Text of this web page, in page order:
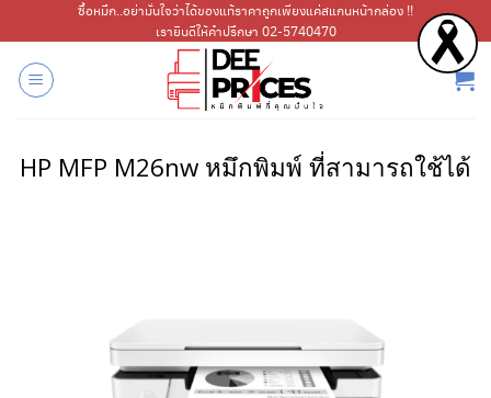
ไป
เนื้อหา
ซื้อหมึก..อย่ามั่นใจว่าได้ของแท้ราคาถูกเพียงแค่สแกนหน้ากล่อง !!
เรายินดีให้คำปรึกษา 02-5740470
HP MFP M26nw หมึกพิมพ์ ที่สามารถใช้ได้